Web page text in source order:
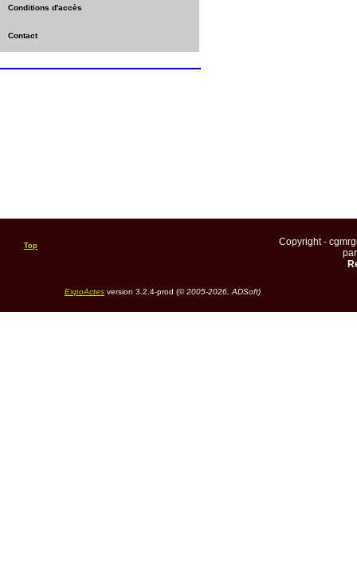
Conditions d'accès
Contact
Top
Copyright -
ExpoActesversion 3.2.4-prod (©2005-2026, ADSoft)